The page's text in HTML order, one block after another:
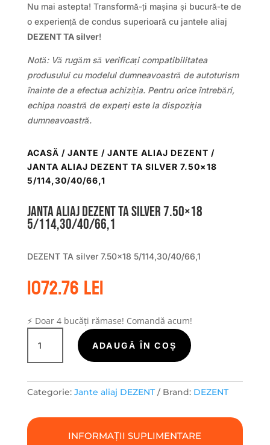
Nu mai astepta! Transformă-ți mașina și bucură-te de
o experiență de condus superioară cu jantele aliaj
DEZENT TA silver!
Notă: Vă rugăm să verificați compatibilitatea
produsului cu modelul dumneavoastră de autoturism
înainte de a efectua achiziția. Pentru orice întrebări,
echipa noastră de experți este la dispoziția
dumneavoastră.
ACASĂ / JANTE / JANTE ALIAJ DEZENT /
JANTA ALIAJ DEZENT TA SILVER 7.50×18
5/114,30/40/66,1
Janta aliaj DEZENT TA silver 7.50×18
5/114,30/40/66,1
DEZENT TA silver 7.50×18 5/114,30/40/66,1
1072.76lei
⚡ Doar 4 bucăți rămase! Comandă acum!
Cantitate
Janta
aliaj
TA
7.50x18
5/114,30/40/66,1
ADAUGĂ ÎN COȘ
Categorie: Jante aliaj DEZENT Brand: DEZENT
INFORMAȚII SUPLIMENTARE